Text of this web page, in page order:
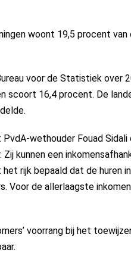
woont 19,5 procent
voor de Statistiek over
scoort 16,4 procent. De
wethouder Fouad
kunnen een
rijk bepaald dat de huren
Voor de allerlaagste
voorrang bij het